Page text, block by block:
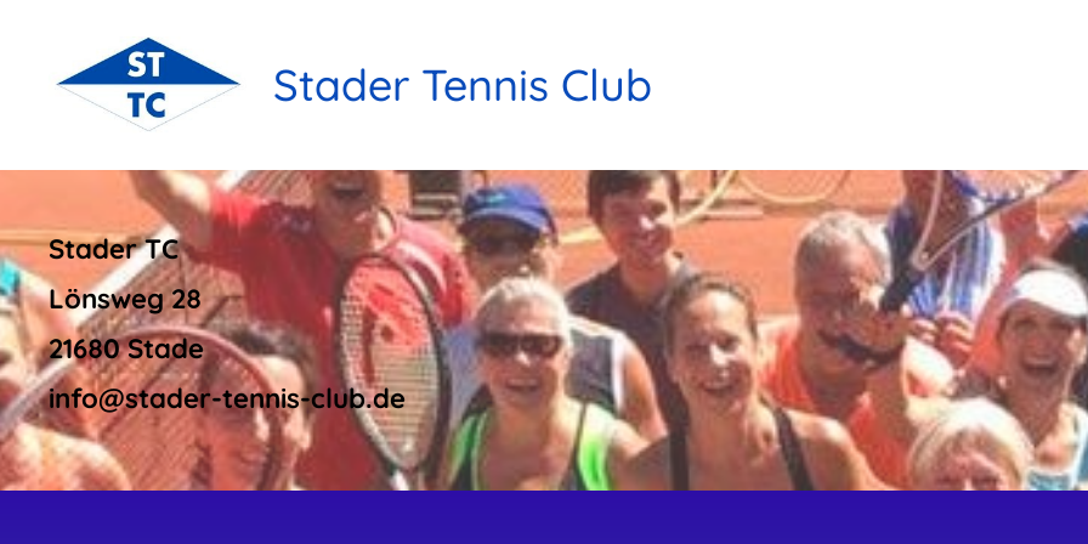
Stader Tennis Club
Stader TC
Lönsweg 28
21680 Stade
info@stader-tennis-club.de